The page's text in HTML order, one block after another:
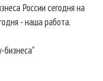
России сегодня на
- наша работа.
бизнеса"